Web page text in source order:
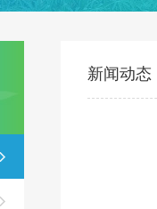
新闻动态